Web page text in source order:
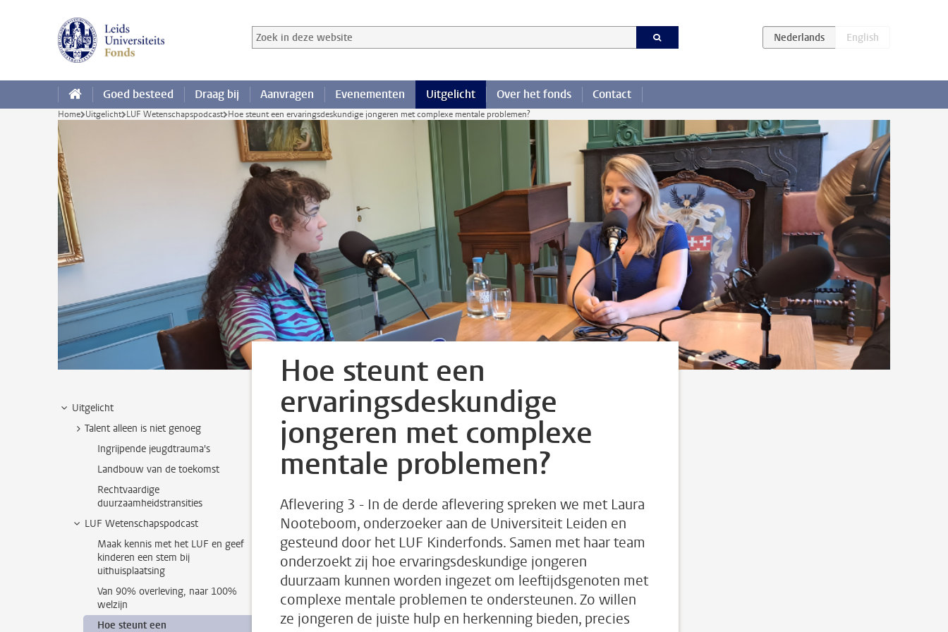
Zoek in deze website
Zoekterm
Goed besteed Draag bij Aanvragen Evenementen Uitgelicht Over het fonds Contact
Home Uitgelicht LUF Wetenschapspodcast Hoe steunt een ervaringsdeskundige jongeren met complexe mentale problemen?
Uitgelicht
Talent alleen is niet genoeg
Ingrijpende jeugdtrauma's
Landbouw van de toekomst
Rechtvaardige
duurzaamheidstransities
LUF Wetenschapspodcast
Maak kennis met het LUF en geef
kinderen een stem bij
uithuisplaatsing
Van 90% overleving, naar 100%
welzijn
Hoe steunt een
Hoe steunt een
ervaringsdeskundige
jongeren met complexe
mentale problemen?
Aflevering 3 - In de derde aflevering spreken we met Laura
Nooteboom, onderzoeker aan de Universiteit Leiden en
gesteund door het LUF Kinderfonds. Samen met haar team
onderzoekt zij hoe ervaringsdeskundige jongeren
duurzaam kunnen worden ingezet om leeftijdsgenoten met
complexe mentale problemen te ondersteunen. Zo willen
ze jongeren de juiste hulp en herkenning bieden, precies